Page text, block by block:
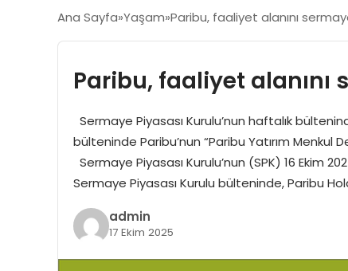
Ana Sayfa Yaşam Paribu, faaliyet alanını
Paribu, faaliyet
Sermaye Piyasası Kurulu’nun haftalık
bülteninde Paribu’nun “Paribu Yatırım Menkul
Sermaye Piyasası Kurulu’nun (SPK) 16 Ekim
Sermaye Piyasası Kurulu bülteninde, Paribu
admin
17 Ekim 2025